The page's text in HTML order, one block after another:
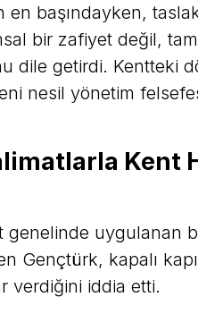
başındayken,
bir zafiyet değil,
dile getirdi. Kentteki
nesil yönetim
Kent
uygulanan
Gençtürk, kapalı
verdiğini iddia etti.